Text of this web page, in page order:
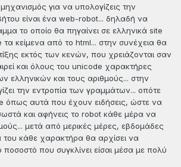
για να υπολογίζεις την
είναι ένα web-robot... δηλαδή να
το οποίο θα πηγαίνει σε ελληνικά site
τα κείμενα από το html... στην συνέχεια θα
εκτός των κενών, που χρειάζονται σαν
και όλους του unicode χαρακτήρες
ελληνικών και τους αριθμούς... στην
την εντροπία των γραμμάτων... οπότε
όπως αυτά που έχουν ειδήσεις, ώστε να
και αφήνεις το robot κάθε μέρα να
μετά από μερικές μέρες, εβδομάδες
του κάθε χαρακτήρα θα αρχίσει να
ποσοστό που συγκλίνει είσαι μέσα με πολύ